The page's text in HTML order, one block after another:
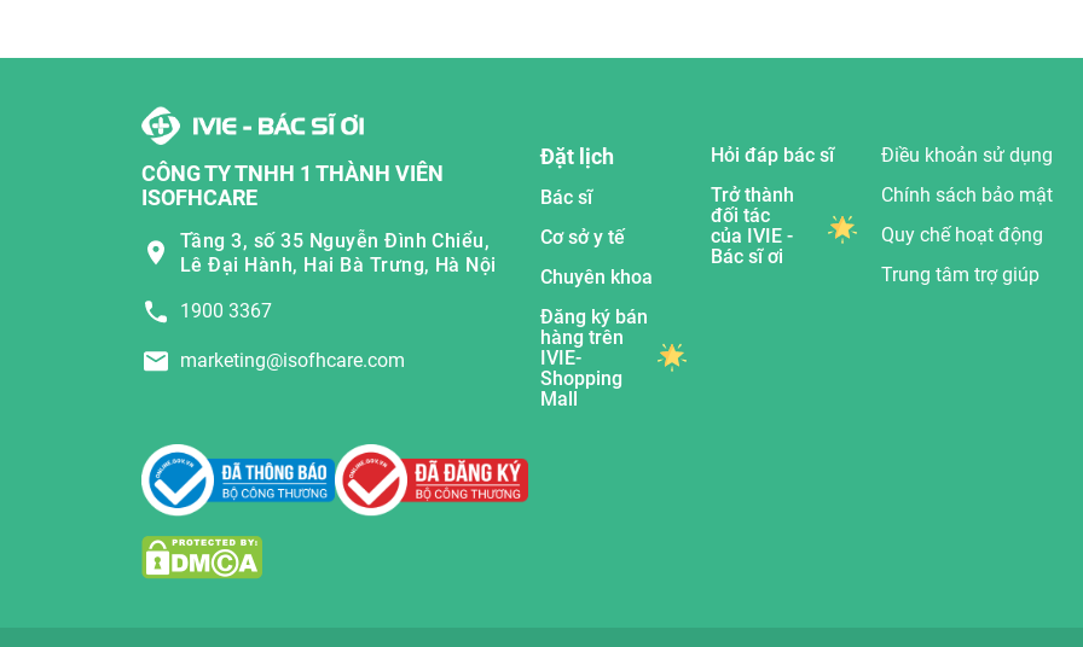
CÔNG TY TNHH 1 THÀNH VIÊN
ISOFHCARE
Tầng 3, số 35 Nguyễn Đình Chiểu,
Lê Đại Hành, Hai Bà Trưng, Hà Nội
1900 3367
marketing@isofhcare.com
Đặt lịch
Bác sĩ
Cơ sở y tế
Chuyên khoa
Đăng ký bán
hàng trên
IVIE-
Shopping
Mall
Hỏi đáp bác sĩ
Trở thành
đối tác
của IVIE -
Bác sĩ ơi
Điều khoản sử dụng
Chính sách bảo mật
Quy chế hoạt động
Trung tâm trợ giúp